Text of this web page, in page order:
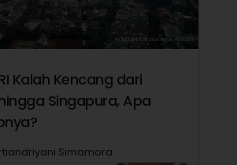
Kalah Kencang dari
Singapura, Apa
Simamora